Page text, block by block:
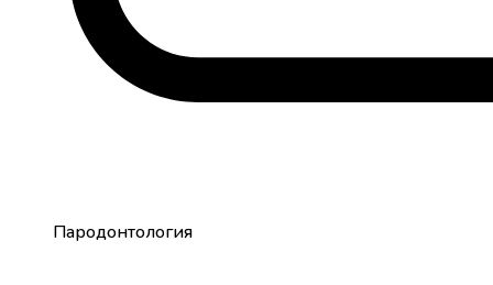
Пародонтология